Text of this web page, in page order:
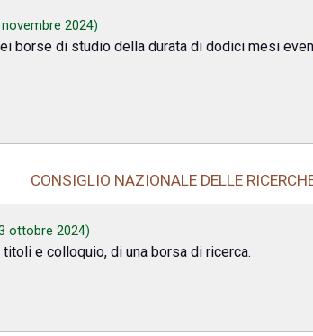
novembre 2024)
borse di studio della durata di dodici mesi
CONSIGLIO NAZIONALE DELLE
ottobre 2024)
e colloquio, di una borsa di ricerca.